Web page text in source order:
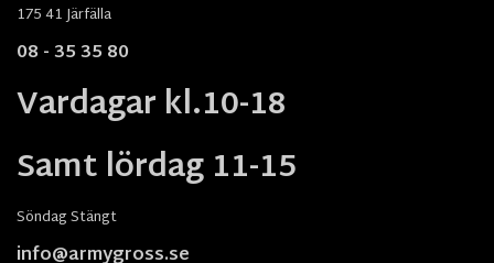
175 41 Järfälla
08 - 35 35 80
Vardagar kl.10-18
Samt lördag 11-15
Söndag Stängt
info@armygross.se